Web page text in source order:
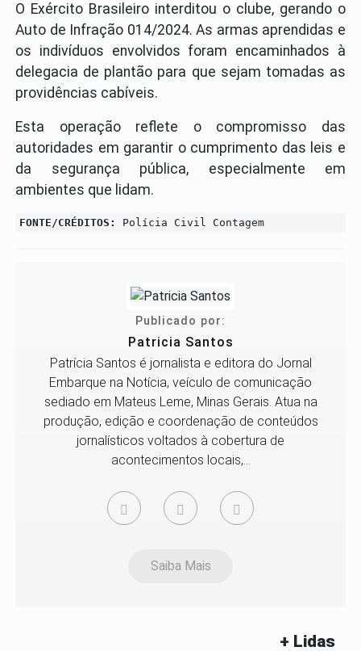
O Exército Brasileiro interditou o clube, gerando o
Auto de Infração 014/2024. As armas aprendidas e
os indivíduos envolvidos foram encaminhados à
delegacia de plantão para que sejam tomadas as
providências cabíveis.
Esta operação reflete o compromisso das
autoridades em garantir o cumprimento das leis e
da segurança pública, especialmente em
ambientes que lidam.
FONTE/CRÉDITOS: Polícia Civil Contagem
Publicado por:
Patricia Santos
Patrícia Santos é jornalista e editora do Jornal
Embarque na Notícia, veículo de comunicação
sediado em Mateus Leme, Minas Gerais. Atua na
produção, edição e coordenação de conteúdos
jornalísticos voltados à cobertura de
acontecimentos locais,...
Saiba Mais
+ Lidas